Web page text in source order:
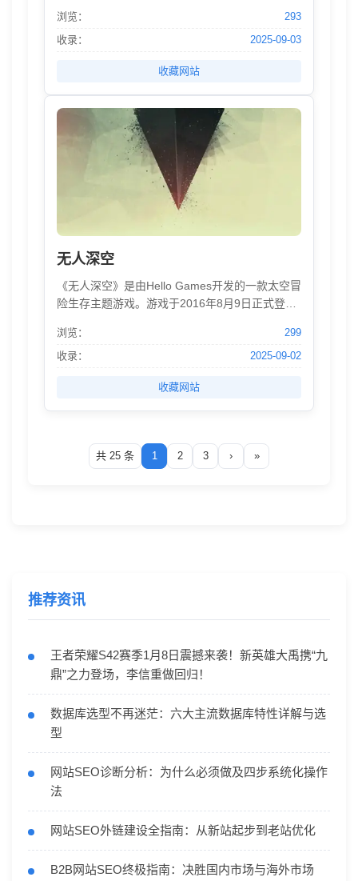
浏览：
293
收录：
2025-09-03
收藏网站
无人深空
《无人深空》是由Hello Games开发的一款太空冒
险生存主题游戏。游戏于2016年8月9日正式登陆
2018年7月24日登陆XboxOne平台，在2022年10
月7日登陆Nintendo Switch平台。
浏览：
299
收录：
2025-09-02
收藏网站
共 25 条 1 2 3 › »
推荐资讯
王者荣耀S42赛季1月8日震撼来袭！新英雄大禹携“九
鼎”之力登场，李信重做回归！
数据库选型不再迷茫：六大主流数据库特性详解与选
型
网站SEO诊断分析：为什么必须做及四步系统化操作
法
网站SEO外链建设全指南：从新站起步到老站优化
B2B网站SEO终极指南：决胜国内市场与海外市场